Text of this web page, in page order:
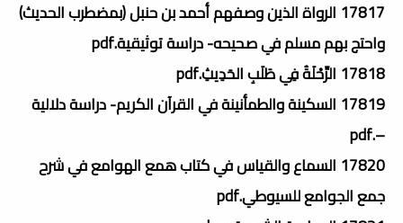
17817 الرواة الذين وصفهم أحمد بن حنبل (بمضطرب الحديث)
واحتج بهم مسلم في صحيحه- دراسة توثيقية.pdf
17818 الرِّحْلَةُ فِي طَلَبِ الحَدِيثِ.pdf
17819 السكينة والطمأنينة في القرآن الكريم- دراسة دلالية
–.pdf
17820 السماع والقياس في كتاب همع الهوامع في شرح
جمع الجوامع للسيوطي.pdf